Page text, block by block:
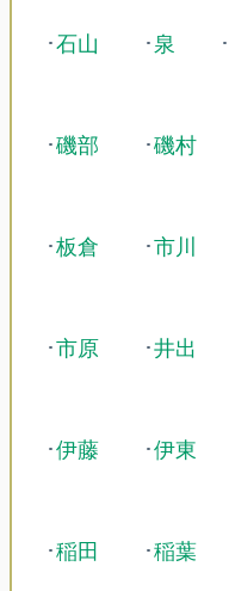
･石山 ･泉 ･
･磯部 ･磯村
･板倉 ･市川
･市原 ･井出
･伊藤 ･伊東
･稲田 ･稲葉